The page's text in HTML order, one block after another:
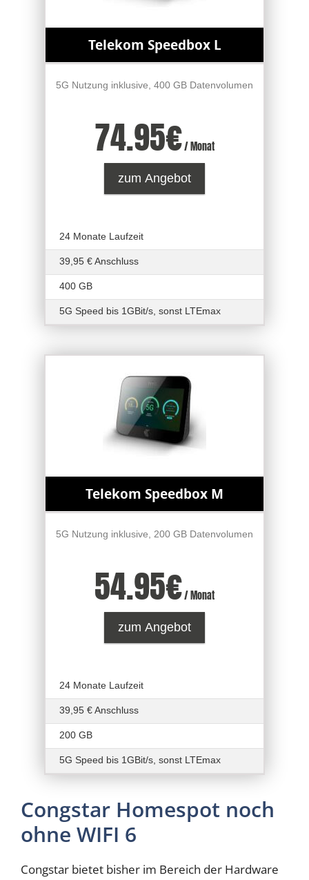
Telekom Speedbox L
5G Nutzung inklusive, 400 GB Datenvolumen
74.95€/ Monat
zum Angebot
24 Monate Laufzeit
39,95 € Anschluss
400 GB
5G Speed bis 1GBit/s, sonst LTEmax
Telekom Speedbox M
5G Nutzung inklusive, 200 GB Datenvolumen
54.95€/ Monat
zum Angebot
24 Monate Laufzeit
39,95 € Anschluss
200 GB
5G Speed bis 1GBit/s, sonst LTEmax
Congstar Homespot noch
ohne WIFI 6
Congstar bietet bisher im Bereich der Hardware